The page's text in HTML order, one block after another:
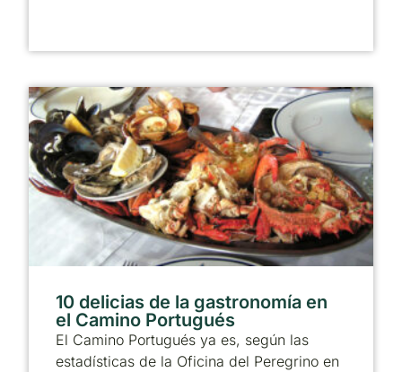
10 delicias de la gastronomía en
el Camino Portugués
El Camino Portugués ya es, según las
estadísticas de la Oficina del Peregrino en